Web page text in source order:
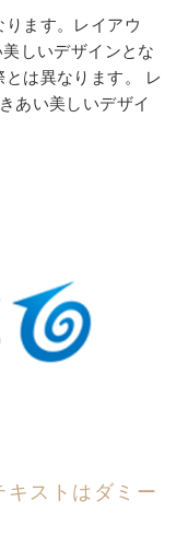
ます。レイアウ
しいデザインとな
は異なります。 レ
あい美しいデザイ
キストはダミー